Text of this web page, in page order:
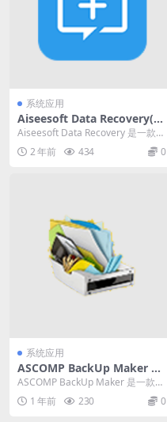
系统应用
Aiseesoft Data Recovery(数
据恢复) v2.1.12 中文破解版
Aiseesoft Data Recovery 是一款数
据恢复软件。它能够快速完...
2 年前 434 0
系统应用
ASCOMP BackUp Maker Pr
o v8.312 一款功能强大的数据
备份软便携版
ASCOMP BackUp Maker 是一款功
能强大的数据备份软件，适用于个
人...1 年前 230 0